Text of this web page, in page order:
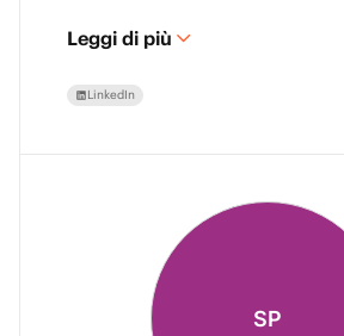
Leggi di più
LinkedIn
SP